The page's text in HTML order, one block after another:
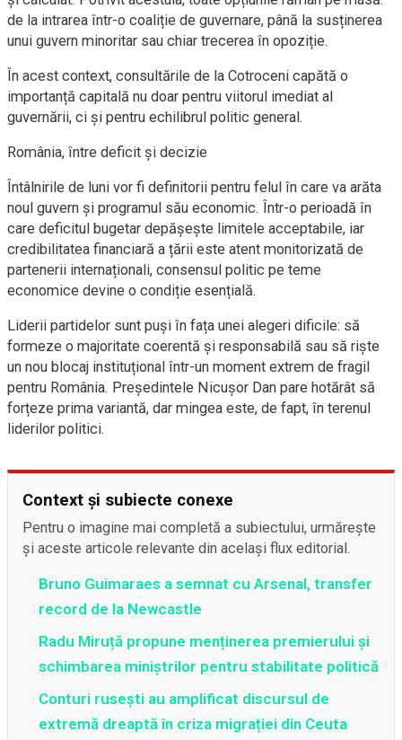
de la intrarea într-o coaliție de guvernare, până la susținerea
unui guvern minoritar sau chiar trecerea în opoziție.
În acest context, consultările de la Cotroceni capătă o
importanță capitală nu doar pentru viitorul imediat al
guvernării, ci și pentru echilibrul politic general.
România, între deficit și decizie
Întâlnirile de luni vor fi definitorii pentru felul în care va arăta
noul guvern și programul său economic. Într-o perioadă în
care deficitul bugetar depășește limitele acceptabile, iar
credibilitatea financiară a țării este atent monitorizată de
partenerii internaționali, consensul politic pe teme
economice devine o condiție esențială.
Liderii partidelor sunt puși în fața unei alegeri dificile: să
formeze o majoritate coerentă și responsabilă sau să riște
un nou blocaj instituțional într-un moment extrem de fragil
pentru România. Președintele Nicușor Dan pare hotărât să
forțeze prima variantă, dar mingea este, de fapt, în terenul
liderilor politici.
Context și subiecte conexe
Pentru o imagine mai completă a subiectului, urmărește
și aceste articole relevante din același flux editorial.
Bruno Guimaraes a semnat cu Arsenal, transfer
record de la Newcastle
Radu Miruță propune menținerea premierului și
schimbarea miniștrilor pentru stabilitate politică
Conturi rusești au amplificat discursul de
extremă dreaptă în criza migrației din Ceuta